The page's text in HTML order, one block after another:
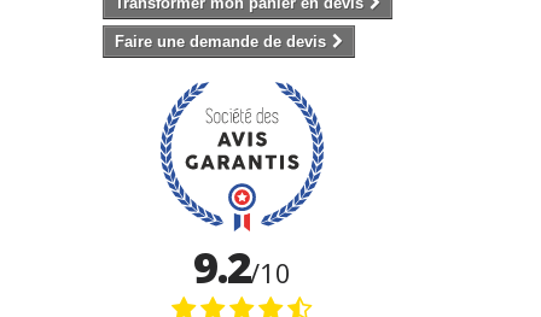
Faire une demande de devis